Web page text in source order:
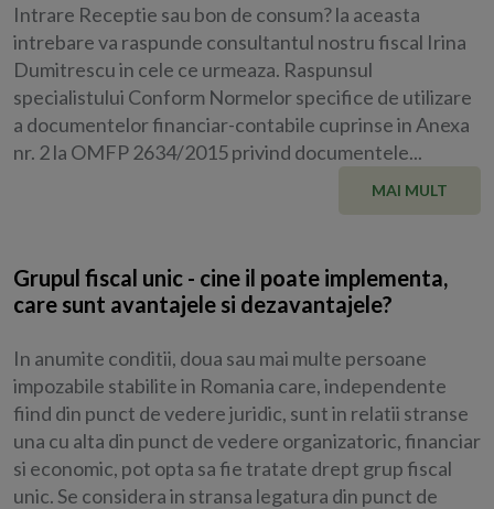
Intrare Receptie sau bon de consum? la aceasta
intrebare va raspunde consultantul nostru fiscal Irina
Dumitrescu in cele ce urmeaza. Raspunsul
specialistului Conform Normelor specifice de utilizare
a documentelor financiar-contabile cuprinse in Anexa
nr. 2 la OMFP 2634/2015 privind documentele...
MAI MULT
Grupul fiscal unic - cine il poate implementa,
care sunt avantajele si dezavantajele?
In anumite conditii, doua sau mai multe persoane
impozabile stabilite in Romania care, independente
fiind din punct de vedere juridic, sunt in relatii stranse
una cu alta din punct de vedere organizatoric, financiar
si economic, pot opta sa fie tratate drept grup fiscal
unic. Se considera in stransa legatura din punct de